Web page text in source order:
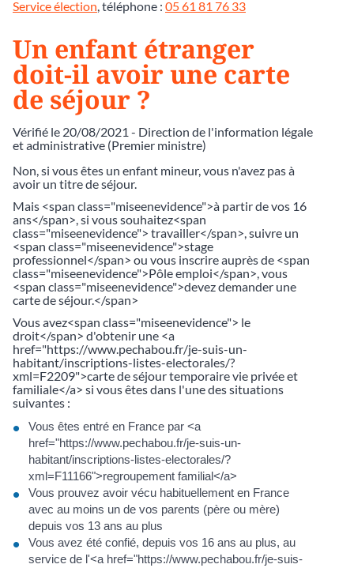
Service élection , téléphone : 05 61 81 76 33
Un enfant étranger
doit-il avoir une carte
de séjour ?
Vérifié le 20/08/2021 - Direction de l'information légale
et administrative (Premier ministre)
Non, si vous êtes un enfant mineur, vous n'avez pas à
avoir un titre de séjour.
Mais <span class="miseenevidence">à partir de vos 16
ans</span>, si vous souhaitez<span
class="miseenevidence"> travailler</span>, suivre un
<span class="miseenevidence">stage
professionnel</span> ou vous inscrire auprès de <span
class="miseenevidence">Pôle emploi</span>, vous
<span class="miseenevidence">devez demander une
carte de séjour.</span>
Vous avez<span class="miseenevidence"> le
droit</span> d'obtenir une <a
href="https://www.pechabou.fr/je-suis-un-
habitant/inscriptions-listes-electorales/?
xml=F2209">carte de séjour temporaire vie privée et
familiale</a> si vous êtes dans l'une des situations
suivantes :
Vous êtes entré en France par <a
href="https://www.pechabou.fr/je-suis-un-
habitant/inscriptions-listes-electorales/?
xml=F11166">regroupement familial</a>
Vous prouvez avoir vécu habituellement en France
avec au moins un de vos parents (père ou mère)
depuis vos 13 ans au plus
Vous avez été confié, depuis vos 16 ans au plus, au
service de l'<a href="https://www.pechabou.fr/je-suis-